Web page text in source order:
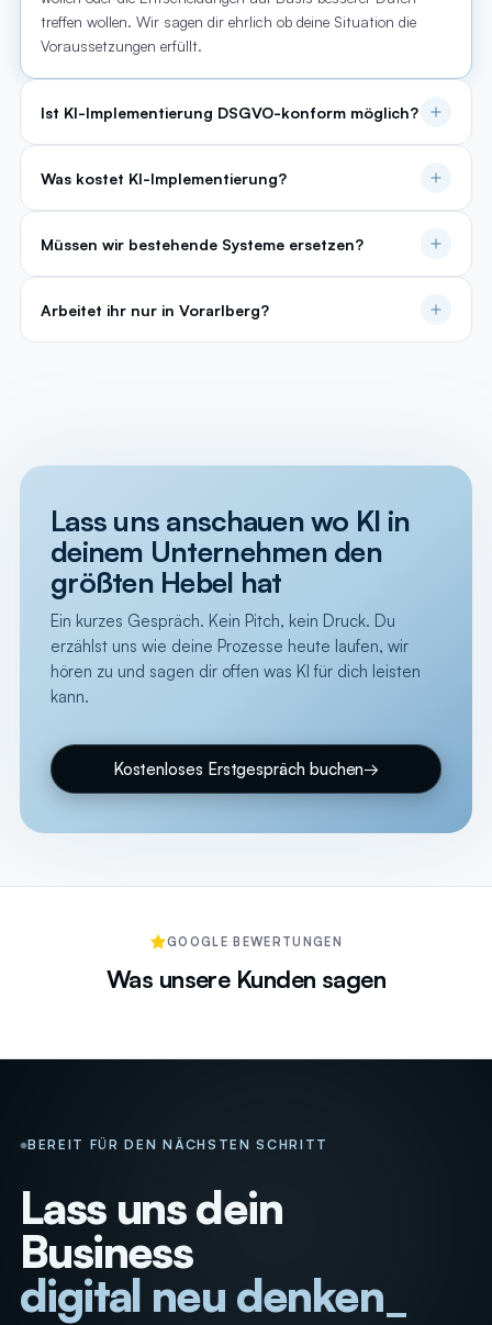
treffen wollen. Wir sagen dir ehrlich ob deine Situation die
Voraussetzungen erfüllt.
Ist KI-Implementierung DSGVO-konform möglich?
Was kostet KI-Implementierung?
Müssen wir bestehende Systeme ersetzen?
Arbeitet ihr nur in Vorarlberg?
Lass uns anschauen wo KI in
deinem Unternehmen den
größten Hebel hat
Ein kurzes Gespräch. Kein Pitch, kein Druck. Du
erzählst uns wie deine Prozesse heute laufen, wir
hören zu und sagen dir offen was KI für dich leisten
kann.
Kostenloses Erstgespräch buchen→
GOOGLE BEWERTUNGEN
Was unsere Kunden sagen
BEREIT FÜR DEN NÄCHSTEN SCHRITT
Lass uns dein
Business
digital neu denken